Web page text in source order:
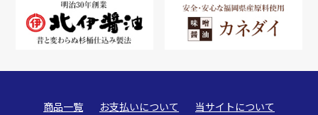
商品一覧 お支払いについて
当サイトについて